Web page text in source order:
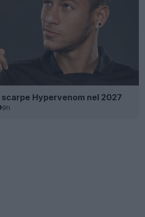
Hypervenom nel 2027
9h